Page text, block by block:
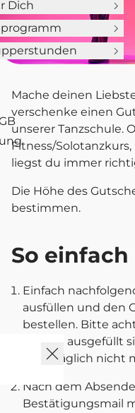
Dich
Mache deinen
verschenke einen
unserer Tanzschule.
Fitness/
liegst du immer
Die Höhe des
bestimmen.
So
Einfach
ausfüllen und den
bestellen. Bitte
korrekt ausgefüllt
nachträglich nicht
Nach dem
Bestätigungsmail